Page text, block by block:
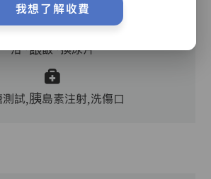
、核派藥、量度生命表徵、協助沐
浴、餵飯、換尿片
測試,胰島素注射,洗傷口
我想了解收費